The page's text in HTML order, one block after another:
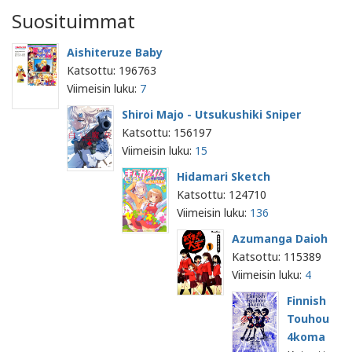
Suosituimmat
Aishiteruze Baby
Katsottu: 196763
Viimeisin luku: 7
Shiroi Majo - Utsukushiki Sniper
Katsottu: 156197
Viimeisin luku: 15
Hidamari Sketch
Katsottu: 124710
Viimeisin luku: 136
Azumanga Daioh
Katsottu: 115389
Viimeisin luku: 4
Finnish
Touhou
4koma